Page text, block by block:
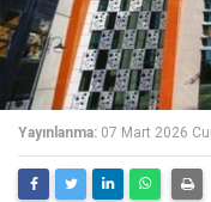
Yayınlanma: 07 Mart 2026